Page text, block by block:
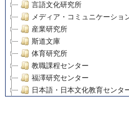
言語文化研究所
メディア・コミュニケーショ
産業研究所
斯道文庫
体育研究所
教職課程センター
福澤研究センター
日本語・日本文化教育センタ